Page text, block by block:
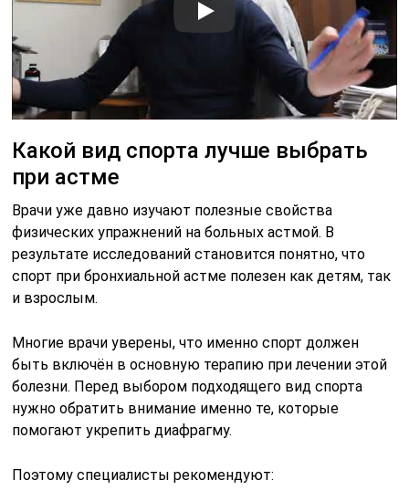
Какой вид спорта лучше выбрать
при астме
Врачи уже давно изучают полезные свойства
физических упражнений на больных астмой. В
результате исследований становится понятно, что
спорт при бронхиальной астме полезен как детям, так
и взрослым.
Многие врачи уверены, что именно спорт должен
быть включён в основную терапию при лечении этой
болезни. Перед выбором подходящего вид спорта
нужно обратить внимание именно те, которые
помогают укрепить диафрагму.
Поэтому специалисты рекомендуют: